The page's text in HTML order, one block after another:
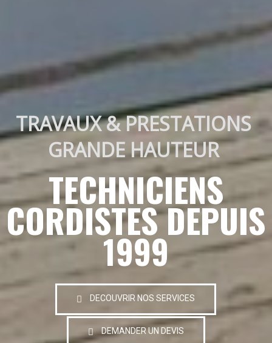
TRAVAUX & PRESTATIONS
GRANDE HAUTEUR
TECHNICIENS
CORDISTES DEPUIS
1999
DECOUVRIR NOS SERVICES
DEMANDER UN DEVIS